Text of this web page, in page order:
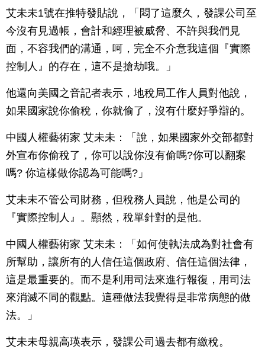
艾未未1號在推特發貼說，「悶了這麼久，發課公司至
今沒有見過帳，會計和經理被威脅、不許與我們見
面，不容我們的溝通，呵，完全不介意我這個『實際
控制人』的存在，這不是搶劫哦。」
他還向美國之音記者表示，地稅局工作人員對他說，
如果國家說你偷稅，你就偷了，沒有什麼好爭辯的。
中國人權藝術家 艾未未：「說，如果國家外交部都對
外宣布你偷稅了，你可以說你沒有偷嗎?你可以翻案
嗎? 你這樣做你認為可能嗎?」
艾未未不管公司財務，但稅務人員說，他是公司的
『實際控制人』。顯然，稅單針對的是他。
中國人權藝術家 艾未未：「如何使執法成為對社會有
所幫助，讓所有的人信任這個政府、信任這個法律，
這是最重要的。而不是利用司法來進行報復，用司法
來消滅不同的觀點。這種做法我覺得是非常病態的做
法。」
艾未未母親高瑛表示，發課公司過去都有繳稅。